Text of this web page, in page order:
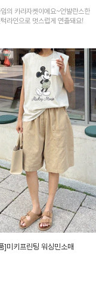
의 카라자켓이에요~언발란스한
라인으로 멋스럽게 연출돼요!
]미키프린팅 워싱민소매